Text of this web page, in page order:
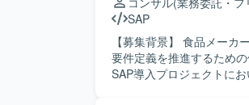
が関わるプロジェクトに
いたします。 ・新しい
を踏まえた提案ができる方にマッチする
プにおける複数の
ら携わることができます
SAP
【募集背景】 食品メー
要件定義を推進するための体制強化を目
SAP導入プロジェクトに